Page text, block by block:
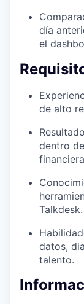
día
el
de alto
dentro
Talkdesk.
datos,
talento.